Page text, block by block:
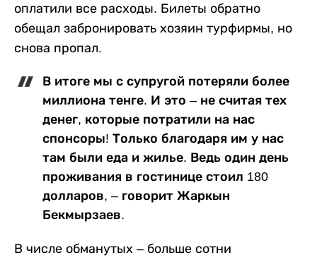
оплатили все расходы. Билеты обратно
обещал забронировать хозяин турфирмы, но
снова пропал.
В итоге мы с супругой потеряли более
миллиона тенге. И это – не считая тех
денег, которые потратили на нас
спонсоры! Только благодаря им у нас
там были еда и жилье. Ведь один день
проживания в гостинице стоил 180
долларов, – говорит Жаркын
Бекмырзаев.
В числе обманутых – больше сотни